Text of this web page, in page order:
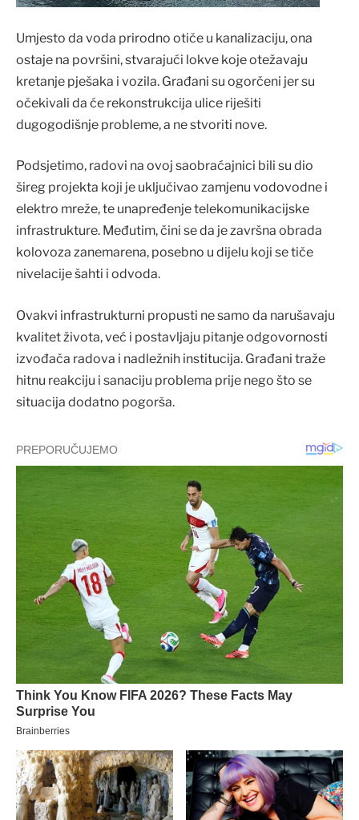
Umjesto da voda prirodno otiče u kanalizaciju, ona
ostaje na površini, stvarajući lokve koje otežavaju
kretanje pješaka i vozila. Građani su ogorčeni jer su
očekivali da će rekonstrukcija ulice riješiti
dugogodišnje probleme, a ne stvoriti nove.
Podsjetimo, radovi na ovoj saobraćajnici bili su dio
šireg projekta koji je uključivao zamjenu vodovodne i
elektro mreže, te unapređenje telekomunikacijske
infrastrukture. Međutim, čini se da je završna obrada
kolovoza zanemarena, posebno u dijelu koji se tiče
nivelacije šahti i odvoda.
Ovakvi infrastrukturni propusti ne samo da narušavaju
kvalitet života, već i postavljaju pitanje odgovornosti
izvođača radova i nadležnih institucija. Građani traže
hitnu reakciju i sanaciju problema prije nego što se
situacija dodatno pogorša.